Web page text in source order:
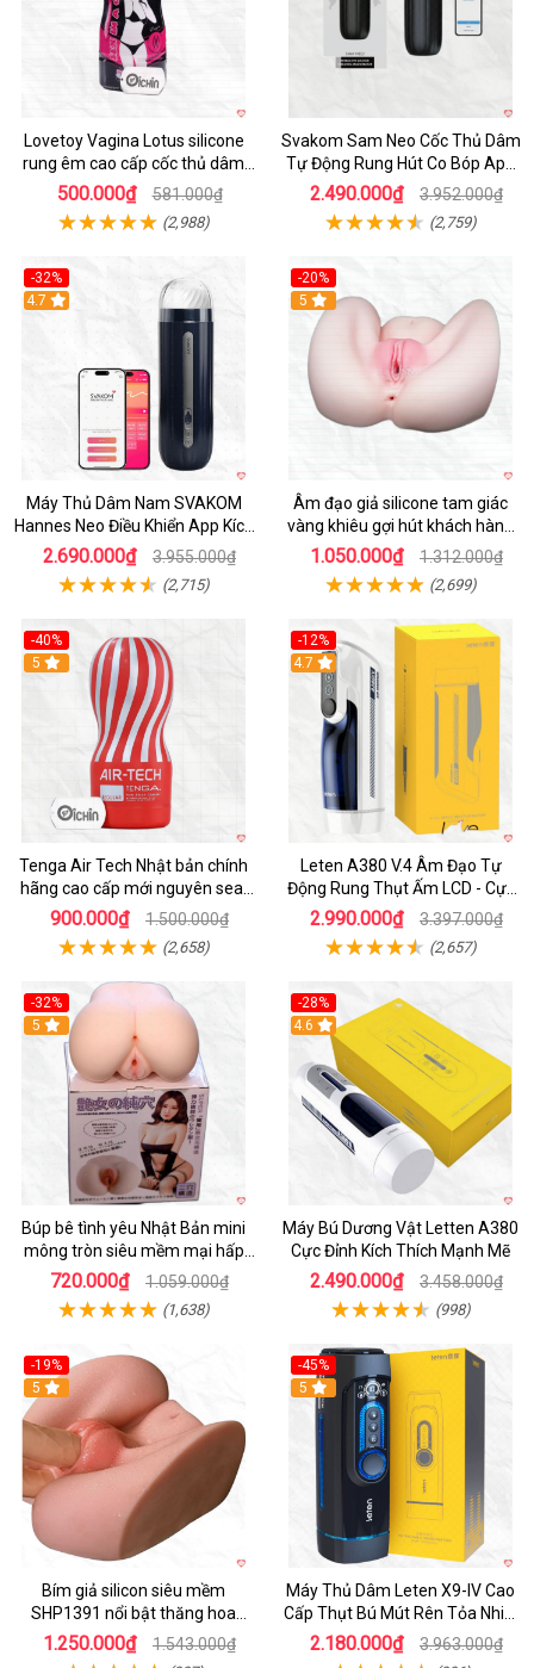
Lovetoy Vagina Lotus silicone
rung êm cao cấp cốc thủ dâm
nam
500.000₫ 581.000₫
(2,988)
Svakom Sam Neo Cốc Thủ Dâm
Tự Động Rung Hút Co Bóp App
Điều Khiển
2.490.000₫ 3.952.000₫
(2,759)
-32%
Hot
4.7
Máy Thủ Dâm Nam SVAKOM
Hannes Neo Điều Khiển App Kích
Thích
2.690.000₫ 3.955.000₫
(2,715)
-20%
Hot
5
Âm đạo giả silicone tam giác
vàng khiêu gợi hút khách hàng
nam
1.050.000₫ 1.312.000₫
(2,699)
-40%
Hot
5
Tenga Air Tech Nhật bản chính
hãng cao cấp mới nguyên seal
giá tốt
900.000₫ 1.500.000₫
(2,658)
-12%
Hot
4.7
Leten A380 V.4 Âm Đạo Tự
Động Rung Thụt Ấm LCD - Cực
Phê
2.990.000₫ 3.397.000₫
(2,657)
-32%
Hot
5
Búp bê tình yêu Nhật Bản mini
mông tròn siêu mềm mại hấp
dẫn
720.000₫ 1.059.000₫
(1,638)
-28%
Hot
4.6
Máy Bú Dương Vật Letten A380
Cực Đỉnh Kích Thích Mạnh Mẽ
2.490.000₫ 3.458.000₫
(998)
-19%
Hot
5
Bím giả silicon siêu mềm
SHP1391 nổi bật thăng hoa
hoàn hảo
1.250.000₫ 1.543.000₫
-45%
Hot
5
Máy Thủ Dâm Leten X9-IV Cao
Cấp Thụt Bú Mút Rên Tỏa Nhiệt
Sạc Pin
2.180.000₫ 3.963.000₫